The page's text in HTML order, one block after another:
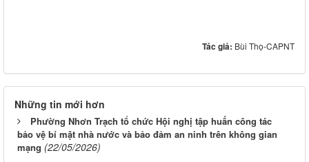
Tác giả: Bùi Thọ-CAPNT
Những tin mới hơn
Phường Nhơn Trạch tổ chức Hội nghị tập huấn công tác
bảo vệ bí mật nhà nước và bảo đảm an ninh trên không gian
mạng (22/05/2026)